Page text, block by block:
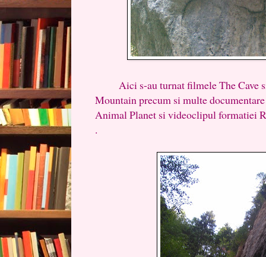
Aici s-au turnat filmele The Cave
Mountain precum si multe
Animal Planet si videoclipul formatiei
.